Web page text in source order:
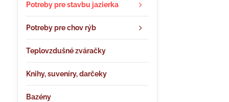
Potreby pre stavbu jazierka
Potreby pre chov rýb
Teplovzdušné zváračky
Knihy, suveníry, darčeky
Bazény